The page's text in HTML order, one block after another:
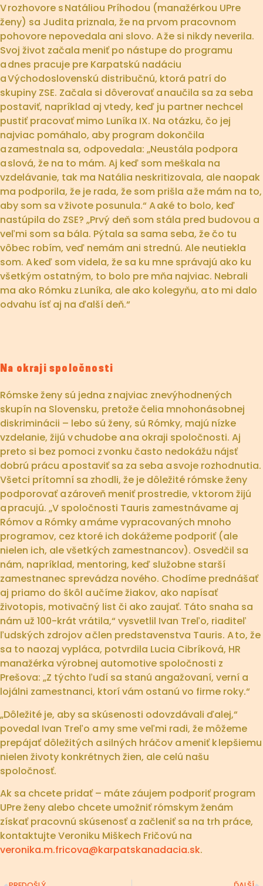
V rozhovore s Natáliou Príhodou (manažérkou UPre
ženy) sa Judita priznala, že na prvom pracovnom
pohovore nepovedala ani slovo. A že si nikdy neverila.
Svoj život začala meniť po nástupe do programu
a dnes pracuje pre Karpatskú nadáciu
a Východoslovenskú distribučnú, ktorá patrí do
skupiny ZSE. Začala si dôverovať a naučila sa za seba
postaviť, napríklad aj vtedy, keď ju partner nechcel
pustiť pracovať mimo Luníka IX. Na otázku, čo jej
najviac pomáhalo, aby program dokončila
a zamestnala sa, odpovedala: „Neustála podpora
a slová, že na to mám. Aj keď som meškala na
vzdelávanie, tak ma Natália neskritizovala, ale naopak
ma podporila, že je rada, že som prišla a že mám na to,
aby som sa v živote posunula.“ A aké to bolo, keď
nastúpila do ZSE? „Prvý deň som stála pred budovou a
veľmi som sa bála. Pýtala sa sama seba, že čo tu
vôbec robím, veď nemám ani strednú. Ale neutiekla
som. A keď som videla, že sa ku mne správajú ako ku
všetkým ostatným, to bolo pre mňa najviac. Nebrali
ma ako Rómku z Luníka, ale ako kolegyňu, a to mi dalo
odvahu ísť aj na ďalší deň.“
Na okraji spoločnosti
Rómske ženy sú jedna z najviac znevýhodnených
skupín na Slovensku, pretože čelia mnohonásobnej
diskriminácii – lebo sú ženy, sú Rómky, majú nízke
vzdelanie, žijú v chudobe a na okraji spoločnosti. Aj
preto si bez pomoci z vonku často nedokážu nájsť
dobrú prácu a postaviť sa za seba a svoje rozhodnutia.
Všetci prítomní sa zhodli, že je dôležité rómske ženy
podporovať a zároveň meniť prostredie, v ktorom žijú
a pracujú. „V spoločnosti Tauris zamestnávame aj
Rómov a Rómky a máme vypracovaných mnoho
programov, cez ktoré ich dokážeme podporiť (ale
nielen ich, ale všetkých zamestnancov). Osvedčil sa
nám, napríklad, mentoring, keď služobne starší
zamestnanec sprevádza nového. Chodíme prednášať
aj priamo do škôl a učíme žiakov, ako napísať
životopis, motivačný list či ako zaujať. Táto snaha sa
nám už 100-krát vrátila,“ vysvetlil Ivan Treľo, riaditeľ
ľudských zdrojov a člen predstavenstva Tauris. A to, že
sa to naozaj vypláca, potvrdila Lucia Cibríková, HR
manažérka výrobnej automotive spoločnosti z
Prešova: „Z týchto ľudí sa stanú angažovaní, verní a
lojálni zamestnanci, ktorí vám ostanú vo firme roky.“
„Dôležité je, aby sa skúsenosti odovzdávali ďalej,“
povedal Ivan Treľo a my sme veľmi radi, že môžeme
prepájať dôležitých a silných hráčov a meniť k lepšiemu
nielen životy konkrétnych žien, ale celú našu
spoločnosť.
Ak sa chcete pridať – máte záujem podporiť program
UPre ženy alebo chcete umožniť rómskym ženám
získať pracovnú skúsenosť a začleniť sa na trh práce,
kontaktujte Veroniku Miškech Fričovú na
veronika.m.fricova@karpatskanadacia.sk.